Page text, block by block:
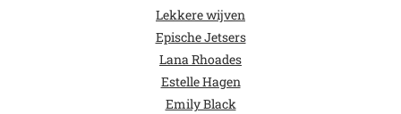
Lekkere wijven
Epische Jetsers
Lana Rhoades
Estelle Hagen
Emily Black